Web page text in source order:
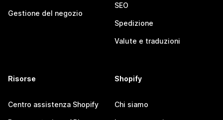
Gestione del negozio
SEO
Spedizione
Valute e traduzioni
Risorse
Centro assistenza Shopify
Shopify
Chi siamo